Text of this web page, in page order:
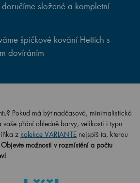
složené a kompletní
špičkové kování Hettich s
dovíráním
Pokud má být nadčasová, minimalistická
vaše přání ohledně barvy, velikosti i typu
z kolekce VARIANTE nejspíš ta, kterou
Objevte možnosti v rozmístění a počtu